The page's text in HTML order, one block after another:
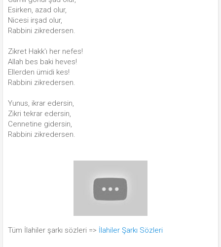
Esirken, azad olur,
Nicesi irşad olur,
Rabbini zikredersen.
Zikret Hakk'ı her nefes!
Allah bes baki heves!
Ellerden ümidi kes!
Rabbini zikredersen.
Yunus, ikrar edersin,
Zikri tekrar edersin,
Cennetine gidersin,
Rabbini zikredersen.
Tüm İlahiler şarkı sözleri => İlahiler Şarkı Sözleri